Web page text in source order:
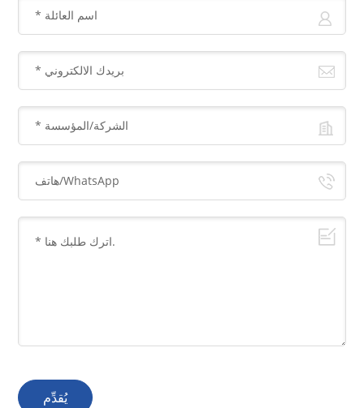
يُقدِّم